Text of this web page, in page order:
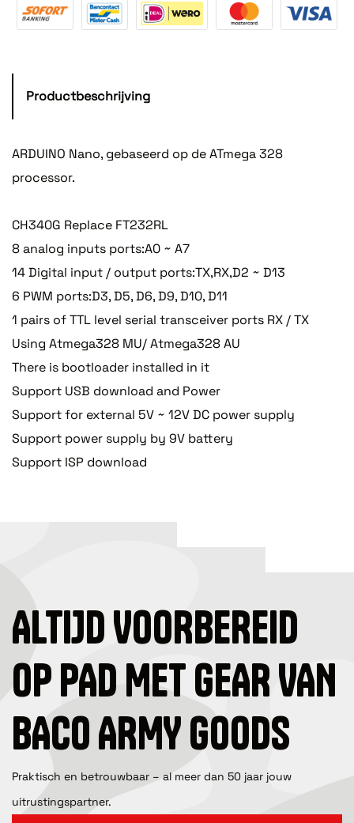
Productbeschrijving
ARDUINO Nano, gebaseerd op de ATmega 328
processor.
CH340G Replace FT232RL
8 analog inputs ports:A0 ~ A7
14 Digital input / output ports:TX,RX,D2 ~ D13
6 PWM ports:D3, D5, D6, D9, D10, D11
1 pairs of TTL level serial transceiver ports RX / TX
Using Atmega328 MU/ Atmega328 AU
There is bootloader installed in it
Support USB download and Power
Support for external 5V ~ 12V DC power supply
Support power supply by 9V battery
Support ISP download
ALTIJD VOORBEREID
OP PAD MET GEAR VAN
BACO ARMY GOODS
Praktisch en betrouwbaar – al meer dan 50 jaar jouw
uitrustingspartner.